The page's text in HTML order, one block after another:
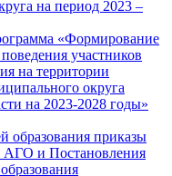
на период 2023 –
«Формирование
участников
на территории
округа
на 2023-2028 годы»
приказы
АГО и Постановления